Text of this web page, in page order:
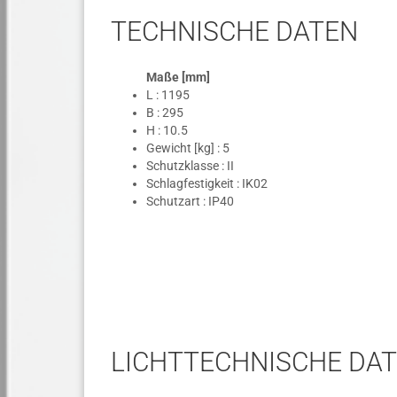
TECHNISCHE DATEN
Maße [mm]
L : 1195
B : 295
H : 10.5
Gewicht [kg] : 5
Schutzklasse : II
Schlagfestigkeit : IK02
Schutzart : IP40
LICHTTECHNISCHE